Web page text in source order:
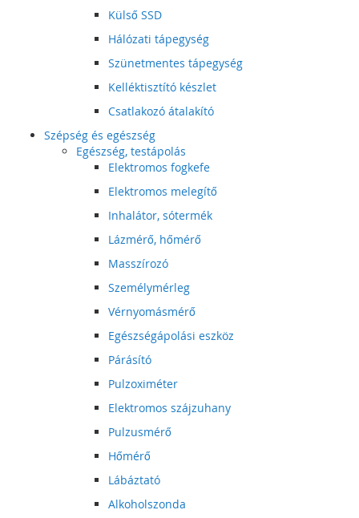
Külső SSD
Hálózati tápegység
Szünetmentes tápegység
Kelléktisztító készlet
Csatlakozó átalakító
Szépség és egészség
Egészség, testápolás
Elektromos fogkefe
Elektromos melegítő
Inhalátor, sótermék
Lázmérő, hőmérő
Masszírozó
Személymérleg
Vérnyomásmérő
Egészségápolási eszköz
Párásító
Pulzoximéter
Elektromos szájzuhany
Pulzusmérő
Hőmérő
Lábáztató
Alkoholszonda